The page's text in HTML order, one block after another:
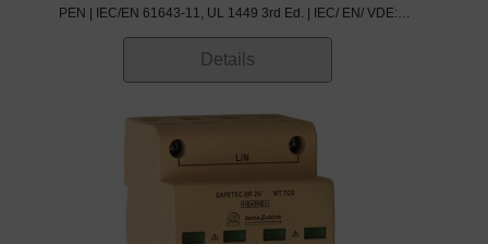
PEN | IEC/EN 61643-11, UL 1449 3rd Ed. | IEC/ EN/ VDE:
Klasse I,II/ Typ 1,2/ B+C
Details